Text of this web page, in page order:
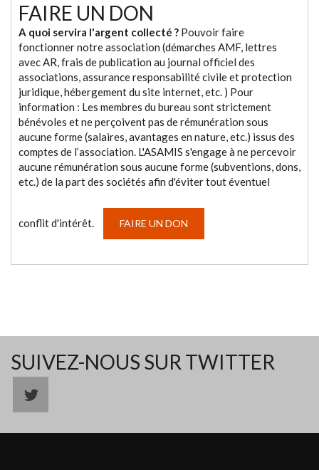
FAIRE UN DON
A quoi servira l'argent collecté ? Pouvoir faire
fonctionner notre association (démarches AMF, lettres
avec AR, frais de publication au journal officiel des
associations, assurance responsabilité civile et protection
juridique, hébergement du site internet, etc. ) Pour
information : Les membres du bureau sont strictement
bénévoles et ne perçoivent pas de rémunération sous
aucune forme (salaires, avantages en nature, etc.) issus des
comptes de l’association. L'ASAMIS s'engage à ne percevoir
aucune rémunération sous aucune forme (subventions, dons,
etc.) de la part des sociétés afin d'éviter tout éventuel
conflit d'intérêt. FAIRE UN DON
SUIVEZ-NOUS SUR TWITTER